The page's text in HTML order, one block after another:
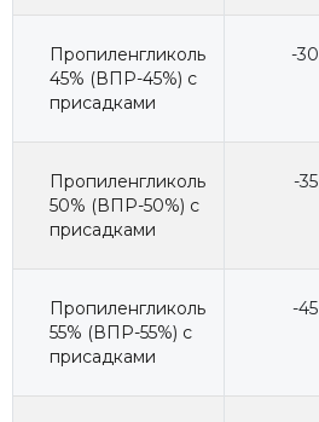
Пропиленгликоль
45% (ВПР-45%) с
присадками
-30
Пропиленгликоль
50% (ВПР-50%) с
присадками
-35
Пропиленгликоль
55% (ВПР-55%) с
присадками
-45